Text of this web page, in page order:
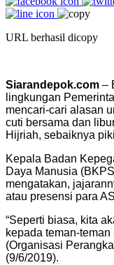
URL berhasil dicopy
Siarandepok.com –
lingkungan
mencari-cari alasan
cuti bersama dan
Hijriah, sebaiknya
Kepala Badan
Daya Manusia
mengatakan,
atau presensi para
“Seperti biasa, kita
kepada teman-
(Organisasi
(9/6/2019).